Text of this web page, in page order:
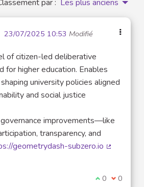
par : Les plus anciens
23/07/2025 10:53 Modifié
of citizen-led deliberative
for higher education. Enables
university policies aligned
and social justice
improvements—like
transparency, and
geometrydash-subzero.io
Je suis
0 Je ne
0